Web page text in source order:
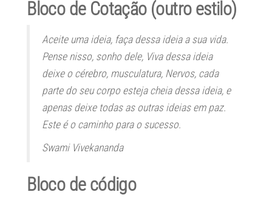
Bloco de Cotação (outro estilo)
Aceite uma ideia, faça dessa ideia a sua vida.
Pense nisso, sonhodele, Viva dessa ideia
deixe o cérebro, musculatura, Nervos, cada
parte do seu corpo esteja cheia dessa ideia, e
apenas deixe todas as outras ideias em paz.
Este é o caminho para o sucesso.
Swami Vivekananda
Bloco de código